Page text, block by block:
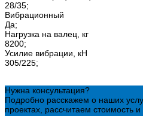
28/35;
Вибрационный
Да;
Нагрузка на валец, кг
8200;
Усилие вибрации, кН
305/225;
Нужна консультация?
Подробно расскажем о наших
проектах, рассчитаем стоимость